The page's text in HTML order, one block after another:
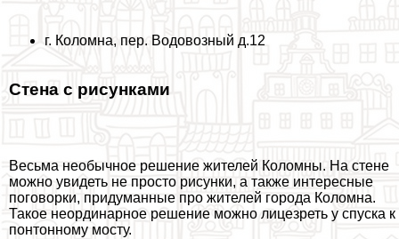
г. Коломна, пер. Водовозный д.12
Стена с рисунками
Весьма необычное решение жителей Коломны. На стене
можно увидеть не просто рисунки, а также интересные
поговорки, придуманные про жителей города Коломна.
Такое неординарное решение можно лицезреть у спуска к
понтонному мосту.